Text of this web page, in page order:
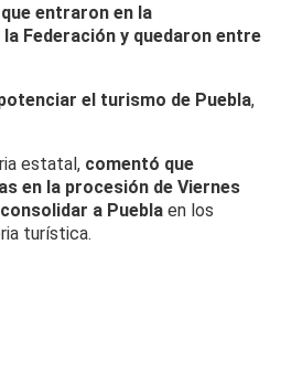
entraron en la
Federación y quedaron entre
el turismo de Puebla,
estatal, comentó que
en la procesión de Viernes
a Puebla en los
turística.